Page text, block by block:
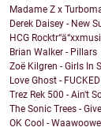
Madame Z x
Derek Daisey - New
HCG
Brian Walker - Pillars
Zoë Kilgren - Girls In
Love Ghost -
Trez Rek 500 - Ain't
The Sonic Trees -
OK Cool -